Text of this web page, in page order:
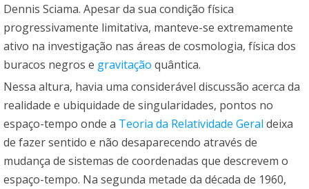
Dennis Sciama. Apesar da sua condição física
progressivamente limitativa, manteve-se extremamente
ativo na investigação nas áreas de cosmologia, física dos
buracos negros e gravitação quântica.
Nessa altura, havia uma considerável discussão acerca da
realidade e ubiquidade de singularidades, pontos no
espaço-tempo onde a Teoria da Relatividade Geral deixa
de fazer sentido e não desaparecendo através de
mudança de sistemas de coordenadas que descrevem o
espaço-tempo. Na segunda metade da década de 1960,